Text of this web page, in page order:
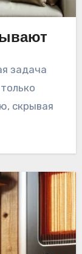
скрывая